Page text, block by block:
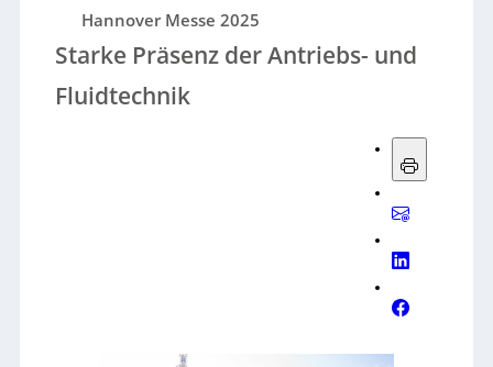
Hannover Messe 2025
Starke Präsenz der Antriebs- und
Fluidtechnik